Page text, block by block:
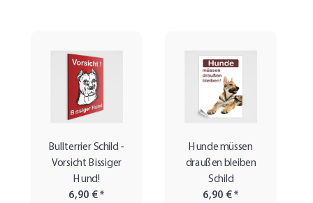
Bullterrier Schild -
Vorsicht Bissiger
Hund!
6,90 €*
Hunde müssen
draußen bleiben
Schild
6,90 €*